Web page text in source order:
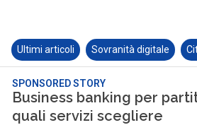
Ultimi articoli Sovranità digitale
SPONSORED STORY
Business banking per
quali servizi scegliere